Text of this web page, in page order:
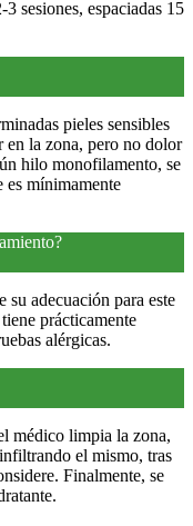
sesiones, espaciadas 15
pieles sensibles
en la zona, pero no dolor
hilo monofilamento, se
es mínimamente
su adecuación para este
prácticamente
alérgicas.
médico limpia la zona,
el mismo, tras
Finalmente, se